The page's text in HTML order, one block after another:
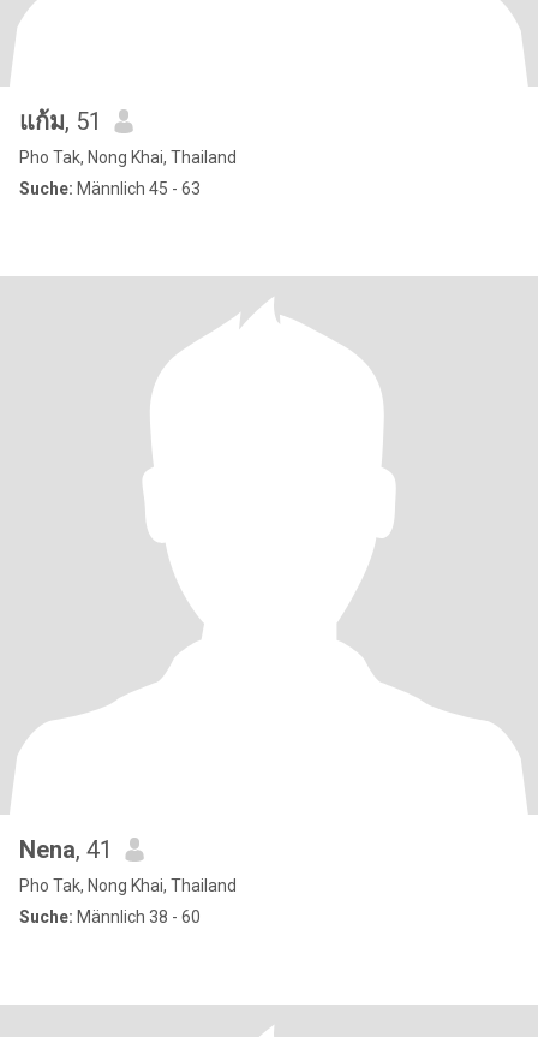
แก้ม, 51
Pho Tak, Nong Khai, Thailand
Suche: Männlich 45 - 63
Nena, 41
Pho Tak, Nong Khai, Thailand
Suche: Männlich 38 - 60